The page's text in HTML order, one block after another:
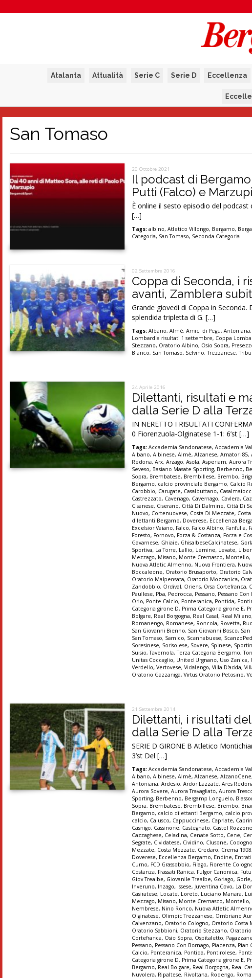
Atalanta Attualità Serie C Serie D Eccellenza
San Tomaso
20 Ottobre 2021
Il podcast di
Putti (Falco) e
È online il sesto episodio del
[…]
Tags: albino,Atletico Villongo, Bergamo,
Categoria, San Tomaso, Seconda Categoria
02 Settembre 2016
Coppa di Seconda, i
avanti, Zamblera
Grande giovedì di Coppa in
splendida tripletta di G. […]
Tags: Albano,Almè,Amici di Pegu,Antoniana
Lombardia risultati 1 settembre, Coppa
Stezzano, Oratorio Albino, Osio Sopra,
Bianco, San Tomaso, Selvino,Trezzanese,
24 Aprile 2016
Dilettanti, risultati e
dalla Serie D alla
IN NERETTO I RISULTATI
0 Fiorenzuola-Olginatese 1-1: 6’st […]
Tags: Accademia Sandonatese,Accademia
Albano,Albinese,Almè,Alzanese,Amatori 85,
Redona,Arx,Arzago,Asola,Asperiam,Aurora
Seveso, Basiano Masate Sporting, Berbenno,
Sopra, Brembatese, Brembillese, Brembo,
Bergamo, calcio provinciale Bergamo, Calcio
Carobbio, Carugate, Casalbuttano,
Castrezzato, Cavenago, Cavernago, Cavlera,
Cisanese, Ciserano, Città Di Dalmine, Città Di
Nuovo, Cortenuovese, Costa Di Mezzate,
dilettanti Bergamo, Doverese, Eccellenza
Excelsior Vaiano, Falco, Falco Albino, Fanfulla,
Foresto, Fornovo, Forza & Costanza, Forza e
Gavarnese, Ghiaie, GhisalbeseCalcinatese,
Sportiva, La Torre, Lallio, Lemine, Levate,
Mezzago, Misano, Monte Cremasco, Montello,
Nuova Atletic Almenno, Nuova Frontiera,
Boccaleone, Oratorio Brusaporto, Oratorio
Oratorio Malpensata, Oratorio Mozzanica,
Zandobbio, Ordival, Oriens, Orsa Cortefranca,
Paullese, Pba, Pedrocca, Pessano, Pessano Con
Orio, Ponte Calcio, Ponteranica, Pontida,
Categoria girone D, Prima Categoria girone E,
Bolgare, Real Borgogna, Real Casal, Real Milano,
Romanengo, Romanese, Roncola, Rovetta,
San Giovanni Bienno, San Giovanni Bosco,
San Tomaso, Sarnico, Scannabuese,
Soresinese, Sorisolese, Sovere, Spinese,
Suisio,Tavernola,Terza Categoria Bergamo,
Unitas Coccaglio, United Urgnano, Uso Zanica,
Verdello,Vertovese,Vidalengo,Villa D'adda,
Oratorio Gazzaniga,Virtus Oratorio Petosino,
21 Settembre 2014
Dilettanti, i risultati
dalla Serie D alla
SERIE D GIRONE B Atletico
3’st Del […]
Tags: Accademia Sandonatese,Accademia
Albano,Albinese,Almè,Alzanese,AlzanoCene
Antoniana,Ardesio,Ardor Lazzate,Ares
Aurora Sovere,Aurora Travagliato,Aurora
Sporting, Berbenno, Bergamp Longuelo,
Sopra, Brembatese, Brembillese, Brembo,
Bergamo, calcio dilettanti Bergamo, calcio
calcio, Calusco, Cappuccinese, Capriate,
Casnigo, Cassinone, Castegnato, Castel
Cazzaghese, Celadina, Cenate Sotto, Cene,
Segrate, Cividatese, Cividino, Clusone,
Mezzate, Costa Mezzate, Credaro, Crema 1908,
Doverese, Eccellenza Bergamo, Endine,
Curno, FCD Grassobbio, Filago, Fiorente
Costanza, Frassati Ranica, Fulgor Canonica,
Giov Trealbe, Giovanile Trealbe, Gorlago, Gorle,
Inveruno, Inzago, Issese, Juventina Covo, La
Casiratese, Locate, Loreto, Luciano Manara,
Mezzago, Misano, Monte Cremasco, Montello,
Nembrese, Nino Ronco, Nuova Atletic
Olginatese, Olimpic Trezzanese, Ombriano
Calvenzano, Oratorio Cologno, Oratorio Costa
Oratorio Sabbioni, Oratorio Stezzano,
Cortefranca, Osio Sopra, Ospitaletto,
Pessano, Pessano Con Bornago, Piacenza, Pian
Calcio, Ponteranica, Pontida, Pontirolese,
Categoria girone D, Prima Categoria girone E,
Bergamo, Real Bolgare, Real Borgogna, Real
Nuvolera, Ripaltese, Rivoltana, Rodengo,